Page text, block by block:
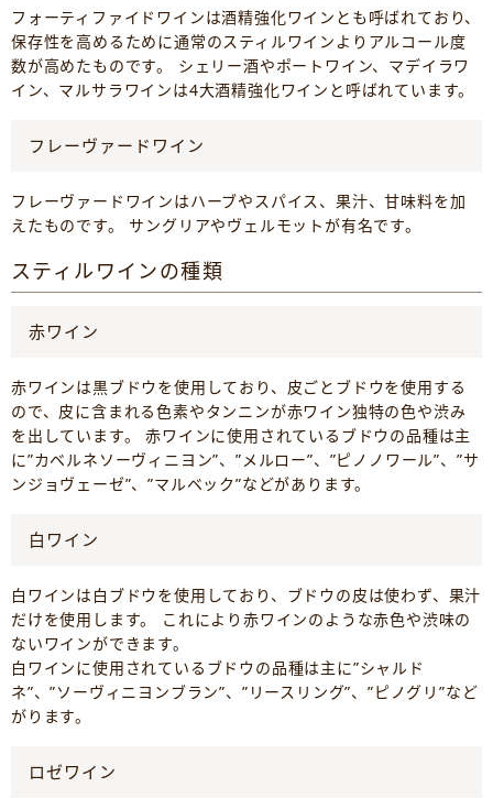
フォーティファイドワインは酒精強化ワインとも呼ばれており、
保存性を高めるために通常のスティルワインよりアルコール度
数が高めたものです。 シェリー酒やポートワイン、マデイラワ
イン、マルサラワインは4大酒精強化ワインと呼ばれています。
フレーヴァードワイン
フレーヴァードワインはハーブやスパイス、果汁、甘味料を加
えたものです。 サングリアやヴェルモットが有名です。
スティルワインの種類
赤ワイン
赤ワインは黒ブドウを使用しており、皮ごとブドウを使用する
ので、皮に含まれる色素やタンニンが赤ワイン独特の色や渋み
を出しています。 赤ワインに使用されているブドウの品種は主
に”カベルネソーヴィニヨン”、”メルロー”、”ピノノワール”、”サ
ンジョヴェーゼ”、”マルベック”などがあります。
白ワイン
白ワインは白ブドウを使用しており、ブドウの皮は使わず、果汁
だけを使用します。 これにより赤ワインのような赤色や渋味の
ないワインができます。
白ワインに使用されているブドウの品種は主に”シャルド
ネ”、”ソーヴィニヨンブラン”、”リースリング”、”ピノグリ”など
がります。
ロゼワイン